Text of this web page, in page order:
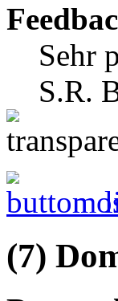
Sehr
S.R.
(7)